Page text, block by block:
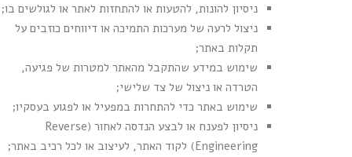
ניסיון להונות, להטעות או להתחזות לאתר או לגולשים בו;
ניצול לרעה של מערכות התמיכה או דיווחים כוזבים על
תקלות באתר;
שימוש במידע שהתקבל מהאתר למטרות של פגיעה,
הטרדה או ניצול של צד שלישי;
שימוש באתר כדי להתחרות במפעיל או לפגוע בעסקיו;
ניסיון לפענח או לבצע הנדסה לאחור (Reverse
Engineering) לקוד האתר, לעיצוב או לכל רכיב באתר;